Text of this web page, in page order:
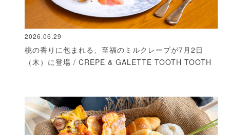
2026.06.29
桃の香りに包まれる、至福のミルクレープが7月2日
（木）に登場 / CREPE & GALETTE TOOTH TOOTH